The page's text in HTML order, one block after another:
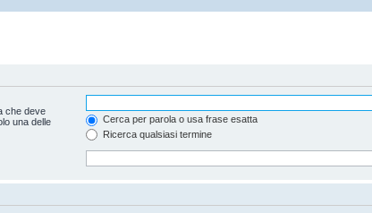
che deve
una delle
Cerca per parola o usa frase esatta
Ricerca qualsiasi termine